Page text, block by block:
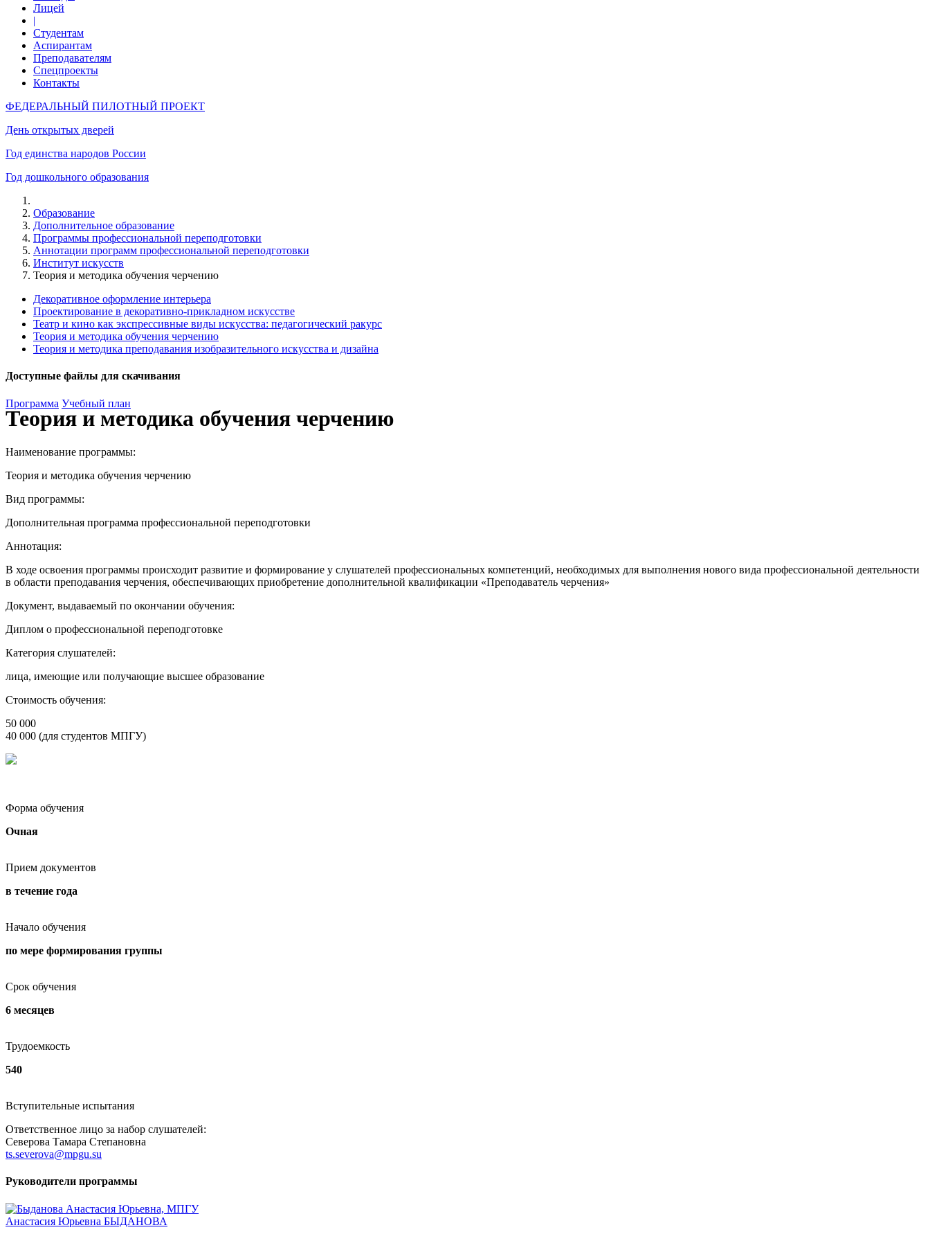
Лицей
|
Студентам
Аспирантам
Преподавателям
Спецпроекты
Контакты
ФЕДЕРАЛЬНЫЙ ПИЛОТНЫЙ ПРОЕКТ
День открытых дверей
Год единства народов России
Год дошкольного образования
Образование
Дополнительное образование
Программы профессиональной переподготовки
Аннотации программ профессиональной переподготовки
Институт искусств
Теория и методика обучения черчению
Декоративное оформление интерьера
Проектирование в декоративно-прикладном искусстве
Театр и кино как экспрессивные виды искусства: педагогический ракурс
Теория и методика обучения черчению
Теория и методика преподавания изобразительного искусства и дизайна
Доступные файлы для скачивания
Программа Учебный план
Теория и методика обучения черчению
Наименование программы:
Теория и методика обучения черчению
Вид программы:
Дополнительная программа профессиональной переподготовки
Аннотация:
В ходе освоения программы происходит развитие и формирование у слушателей профессиональных компетенций, необходимых для выполнения нового вида профессиональной деятельности
в области преподавания черчения, обеспечивающих приобретение дополнительной квалификации «Преподаватель черчения»
Документ, выдаваемый по окончании обучения:
Диплом о профессиональной переподготовке
Категория слушателей:
лица, имеющие или получающие высшее образование
Стоимость обучения:
50 000
40 000 (для студентов МПГУ)
Форма обучения
Очная
Прием документов
в течение года
Начало обучения
по мере формирования группы
Срок обучения
6 месяцев
Трудоемкость
540
Вступительные испытания
Ответственное лицо за набор слушателей:
Северова Тамара Степановна
ts.severova@mpgu.su
Руководители программы
Анастасия Юрьевна БЫДАНОВА